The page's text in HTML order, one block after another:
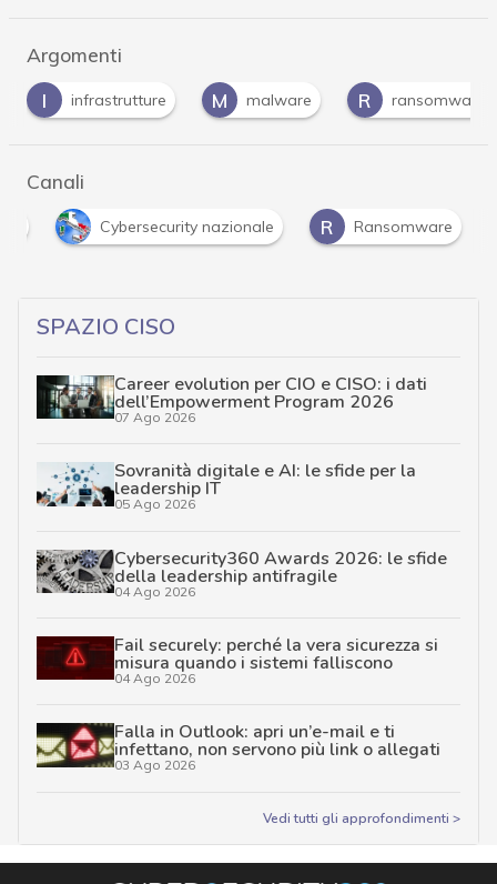
Argomenti
I
infrastrutture M malware R ransomware
Canali
Cybersecurity nazionale R Ransomware
SPAZIO CISO
Career evolution per CIO e CISO: i dati
dell’Empowerment Program 2026
07 Ago 2026
Sovranità digitale e AI: le sfide per la
leadership IT
05 Ago 2026
Cybersecurity360 Awards 2026: le sfide
della leadership antifragile
04 Ago 2026
Fail securely: perché la vera sicurezza si
misura quando i sistemi falliscono
04 Ago 2026
Falla in Outlook: apri un’e-mail e ti
infettano, non servono più link o allegati
03 Ago 2026
Vedi tutti gli approfondimenti >